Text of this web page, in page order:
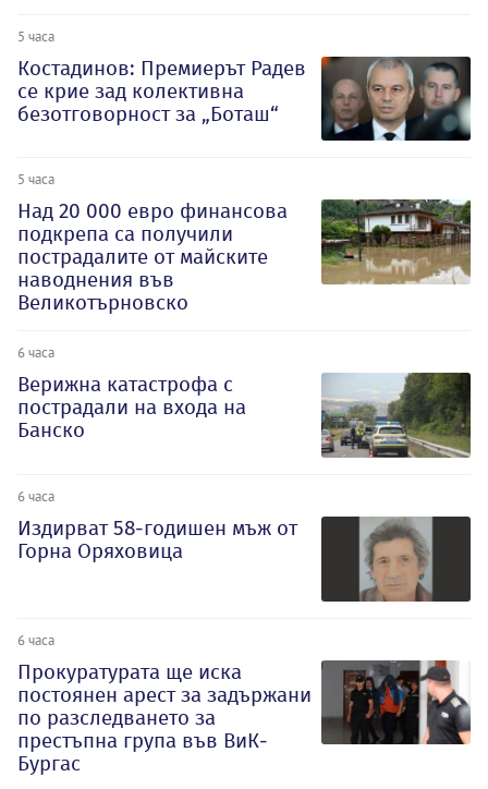
5 часа
Костадинов: Премиерът Радев
се крие зад колективна
безотговорност за „Боташ“
5 часа
Над 20 000 евро финансова
подкрепа са получили
пострадалите от майските
наводнения във
Великотърновско
6 часа
Верижна катастрофа с
пострадали на входа на
Банско
6 часа
Издирват 58-годишен мъж от
Горна Оряховица
6 часа
Прокуратурата ще иска
постоянен арест за задържани
по разследването за
престъпна група във ВиК-
Бургас